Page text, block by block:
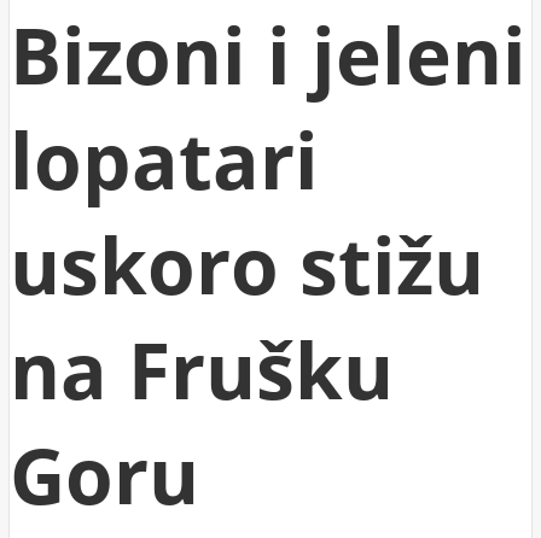
Bizoni i jeleni
lopatari
uskoro stižu
na Frušku
Goru